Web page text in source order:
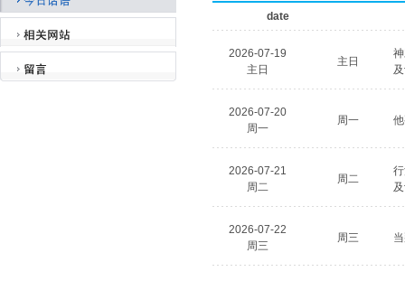
date
2026-07-19
主日
主日
2026-07-20
周一
周一
2026-07-21
周二
周二
2026-07-22
周三
周三